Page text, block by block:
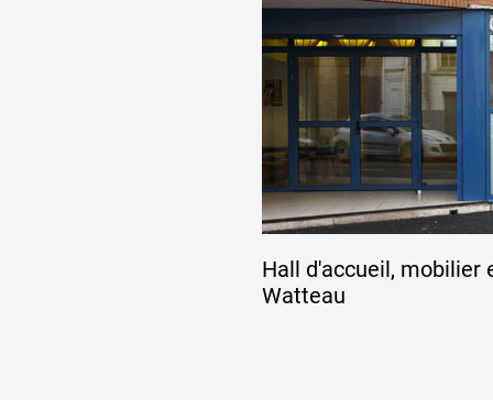
Hall d'accueil, mobilier
Watteau